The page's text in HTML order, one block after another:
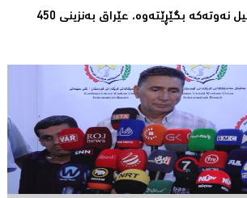
"هەرێم 50 هەزار بەرمیل نەوتەكە بگێڕێتەوە، عێراق بەنزینی 450